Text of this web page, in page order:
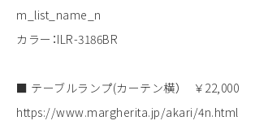
m_list_name_n
カラー：ILR-3186BR
■ テーブルランプ(カーテン横） ￥22,000
https://www.margherita.jp/akari/4n.html